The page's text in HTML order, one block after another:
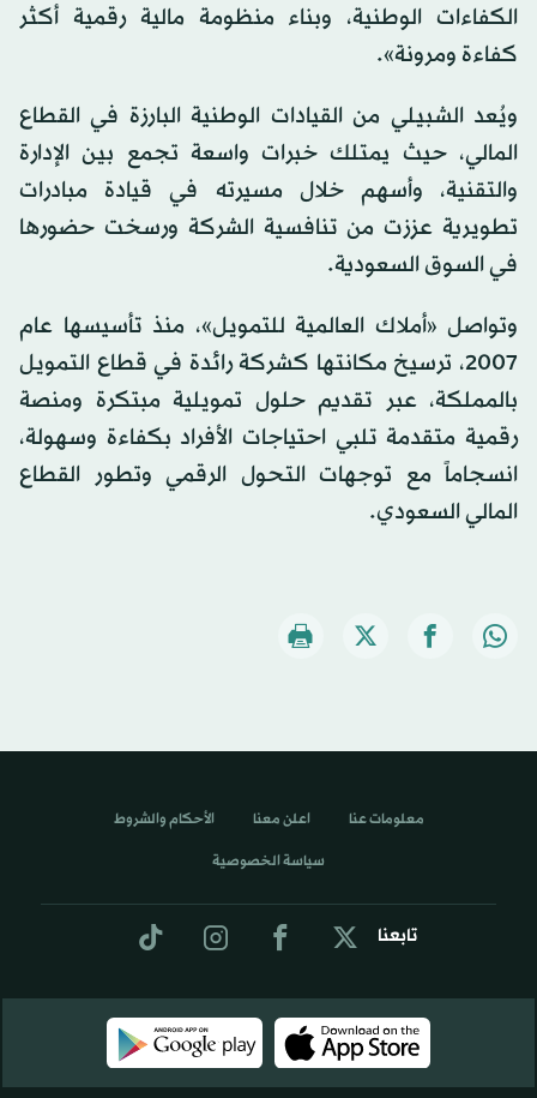
الكفاءات الوطنية، وبناء منظومة مالية رقمية أكثر
كفاءة ومرونة».
ويُعد الشبيلي من القيادات الوطنية البارزة في القطاع
المالي، حيث يمتلك خبرات واسعة تجمع بين الإدارة
والتقنية، وأسهم خلال مسيرته في قيادة مبادرات
تطويرية عززت من تنافسية الشركة ورسخت حضورها
في السوقالسعودية.
وتواصل «أملاك العالمية للتمويل»، منذ تأسيسها عام
2007، ترسيخ مكانتها كشركة رائدة في قطاع التمويل
بالمملكة، عبر تقديم حلول تمويلية مبتكرة ومنصة
رقمية متقدمة تلبي احتياجات الأفراد بكفاءة وسهولة،
انسجاماً مع توجهات التحول الرقمي وتطور القطاع
المالي السعودي.
تابعنا
معلومات عنا اعلن معنا الأحكام والشروط
سياسة الخصوصية